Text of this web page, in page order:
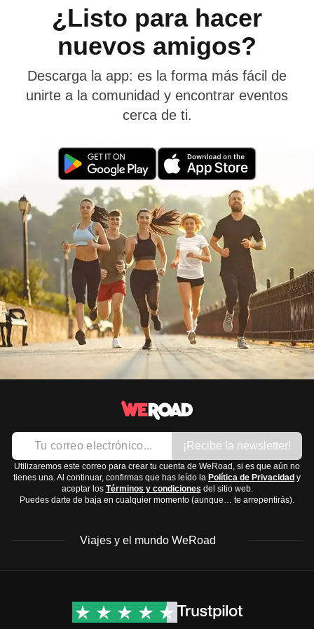
¿Listo para hacer
nuevos amigos?
Descarga la app: es la forma más fácil de
unirte a la comunidad y encontrar eventos
cerca de ti.
¡Recibe la newsletter!
Utilizaremos este correo para crear tu cuenta de WeRoad, si es que aún no
tienes una. Al continuar, confirmas que has leído la Política de Privacidad y
aceptar los Términos y condiciones del sitio web.
Puedes darte de baja en cualquier momento (aunque… te arrepentirás).
Viajes y el mundo WeRoad
América del Norte
Contacto